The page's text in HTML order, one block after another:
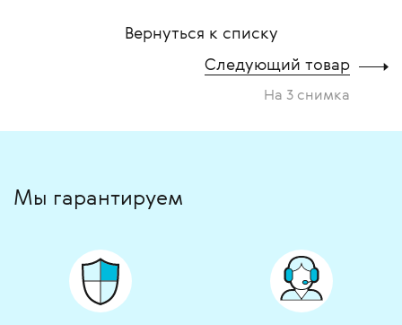
Вернуться к списку
Следующий товар
На 3 снимка
Мы гарантируем